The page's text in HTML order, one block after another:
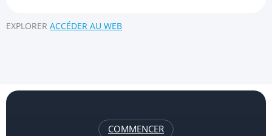
EXPLORER ACCÉDER AU WEB
COMMENCER